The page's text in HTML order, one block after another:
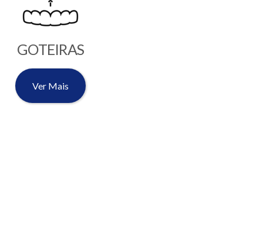
GOTEIRAS
Ver Mais